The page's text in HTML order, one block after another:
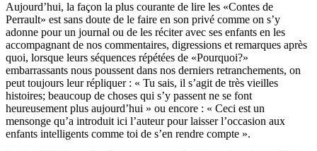
Aujourd’hui, la façon la plus courante de lire les «Contes de
Perrault» est sans doute de le faire en son privé comme on s’y
adonne pour un journal ou de les réciter avec ses enfants en les
accompagnant de nos commentaires, digressions et remarques après
quoi, lorsque leurs séquences répétées de «Pourquoi?»
embarrassants nous poussent dans nos derniers retranchements, on
peut toujours leur répliquer : « Tu sais, il s’agit de très vieilles
histoires; beaucoup de choses qui s’y passent ne se font
heureusement plus aujour­d’hui » ou encore : « Ceci est un
mensonge qu’a introduit ici l’auteur pour laisser l’occasion aux
enfants intelligents comme toi de s’en rendre compte ».